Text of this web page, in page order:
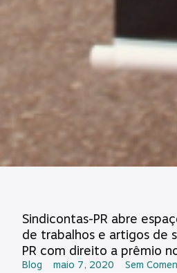
Sindicontas-PR abre
de trabalhos e artigos de
PR com direito a prêmio
Blog maio 7, 2020 Sem